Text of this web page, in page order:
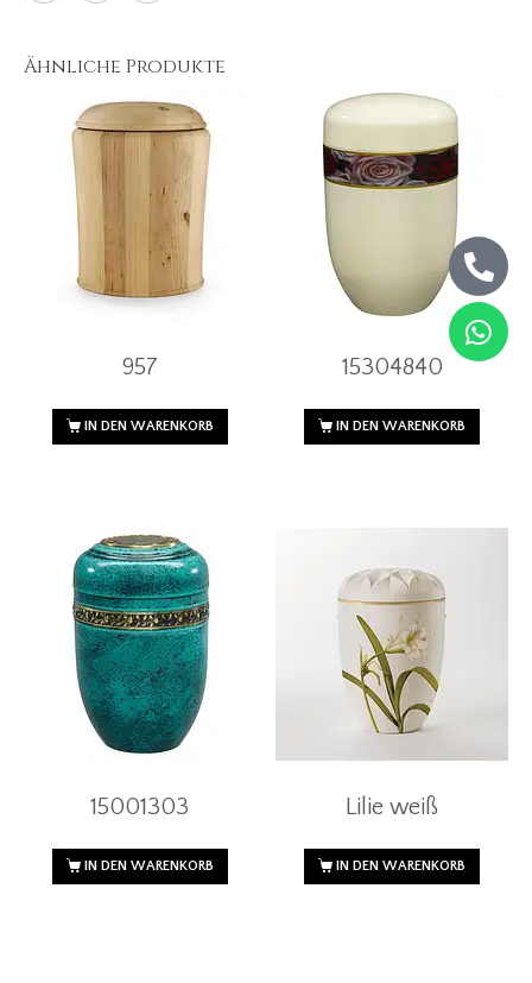
Ähnliche Produkte
957
IN DEN WARENKORB
15304840
IN DEN WARENKORB
15001303
IN DEN WARENKORB
Lilie weiß
IN DEN WARENKORB